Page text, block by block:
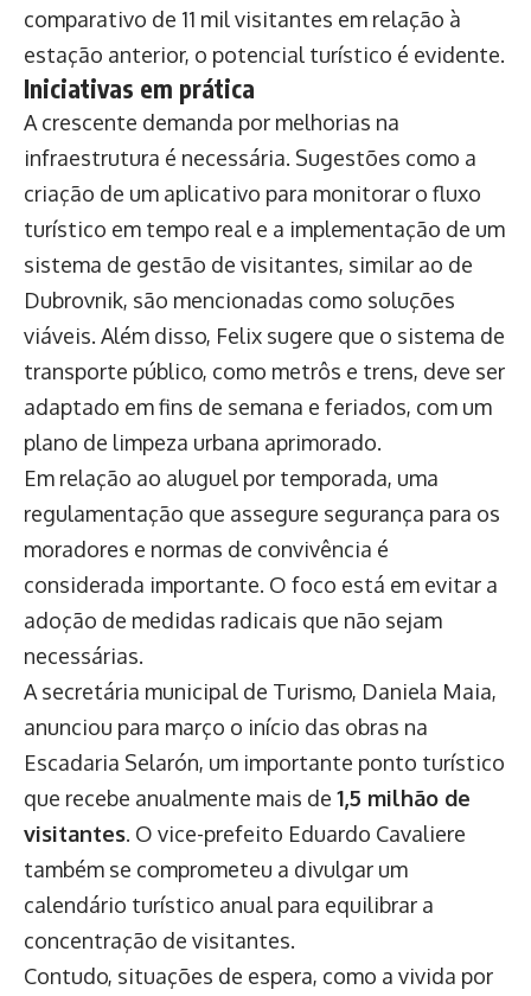
comparativo de 11 mil visitantes em relação à
estação anterior, o potencial turístico é evidente.
Iniciativas em prática
A crescente demanda por melhorias na
infraestrutura é necessária. Sugestões como a
criação de um aplicativo para monitorar o fluxo
turístico em tempo real e a implementação de um
sistema de gestão de visitantes, similar ao de
Dubrovnik, são mencionadas como soluções
viáveis. Além disso, Felix sugere que o sistema de
transporte público, como metrôs e trens, deve ser
adaptado em fins de semana e feriados, com um
plano de limpeza urbana aprimorado.
Em relação ao aluguel por temporada, uma
regulamentação que assegure segurança para os
moradores e normas de convivência é
considerada importante. O foco está em evitar a
adoção de medidas radicais que não sejam
necessárias.
A secretária municipal de Turismo, Daniela Maia,
anunciou para março o início das obras na
Escadaria Selarón, um importante ponto turístico
que recebe anualmente mais de 1,5 milhão de
visitantes. O vice-prefeito Eduardo Cavaliere
também se comprometeu a divulgar um
calendário turístico anual para equilibrar a
concentração de visitantes.
Contudo, situações de espera, como a vivida por